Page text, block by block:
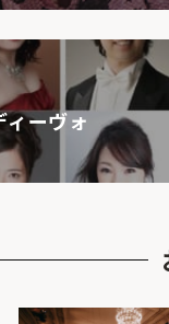
ーヴォ